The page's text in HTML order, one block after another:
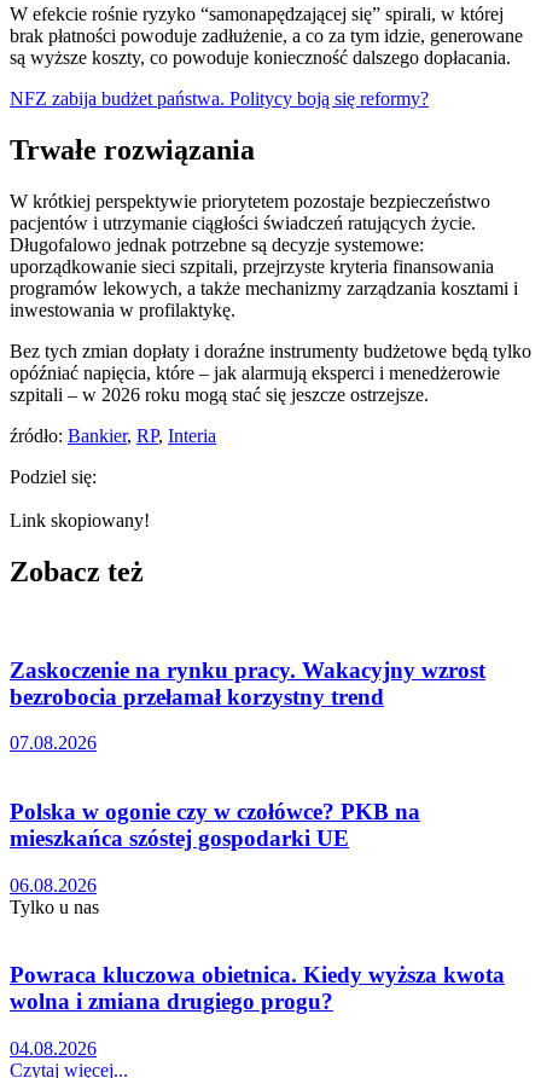
W efekcie rośnie ryzyko “samonapędzającej się” spirali, w której
brak płatności powoduje zadłużenie, a co za tym idzie, generowane
są wyższe koszty, co powoduje konieczność dalszego dopłacania.
NFZ zabija budżet państwa. Politycy boją się reformy?
Trwałe rozwiązania
W krótkiej perspektywie priorytetem pozostaje bezpieczeństwo
pacjentów i utrzymanie ciągłości świadczeń ratujących życie.
Długofalowo jednak potrzebne są decyzje systemowe:
uporządkowanie sieci szpitali, przejrzyste kryteria finansowania
programów lekowych, a także mechanizmy zarządzania kosztami i
inwestowania w profilaktykę.
Bez tych zmian dopłaty i doraźne instrumenty budżetowe będą tylko
opóźniać napięcia, które – jak alarmują eksperci i menedżerowie
szpitali – w 2026 roku mogą stać się jeszcze ostrzejsze.
źródło: Bankier, RP, Interia
Podziel się:
Link skopiowany!
Zobacz też
Zaskoczenie na rynku pracy. Wakacyjny wzrost
bezrobocia przełamał korzystny trend
07.08.2026
Polska w ogonie czy w czołówce? PKB na
mieszkańca szóstej gospodarki UE
06.08.2026
Tylko u nas
Powraca kluczowa obietnica. Kiedy wyższa kwota
wolna i zmiana drugiego progu?
04.08.2026
Czytaj więcej...